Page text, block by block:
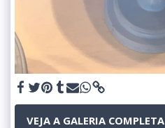
VEJA A GALERIA COMPLETA